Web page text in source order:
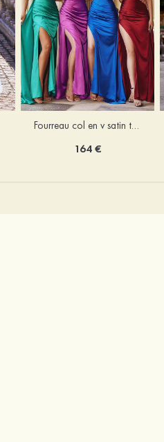
Fourreau col en v satin traîne balayage robe de bal
164 €